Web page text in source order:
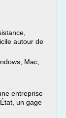
autour de
Mac,
entreprise
un gage